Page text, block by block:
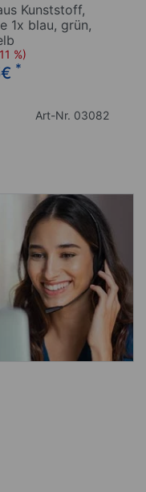
Kunststoff,
1x blau, grün,
%)
€ *
Art-Nr. 03082